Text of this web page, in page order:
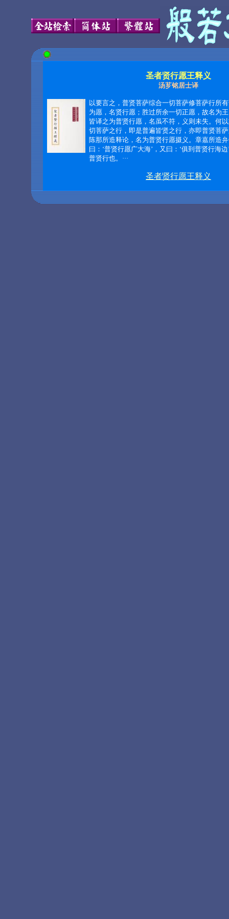
圣者贤行愿王释义
汤芗铭居士译
以要言之，普贤菩萨综合一切菩萨修菩萨行所
为愿，名贤行愿；胜过所余一切正愿，故名为
皆译之为普贤行愿，名虽不符，义则未失。何
切菩萨之行，即是普遍皆贤之行，亦即普贤菩
陈那所造释论，名为普贤行愿摄义。章嘉所造
曰：‘普贤行愿广大海’，又曰：‘俱到普贤行海
普贤行也。 ···
圣者贤行愿王释义